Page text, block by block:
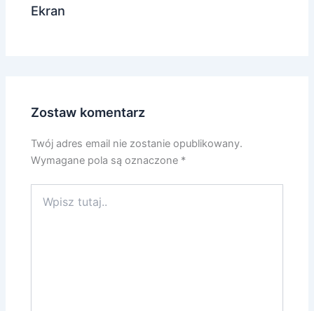
Ekran
Zostaw komentarz
Twój adres email nie zostanie opublikowany.
Wymagane pola są oznaczone *
tutaj..